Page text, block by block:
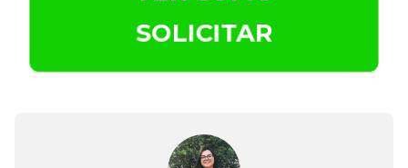
SOLICITAR